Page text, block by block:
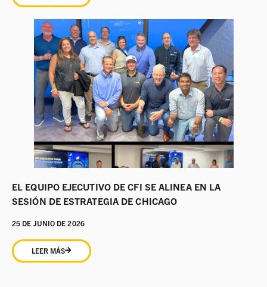
EL EQUIPO EJECUTIVO DE CFI SE ALINEA EN LA
SESIÓN DE ESTRATEGIA DE CHICAGO
25 DE JUNIO DE 2026
LEER MÁS